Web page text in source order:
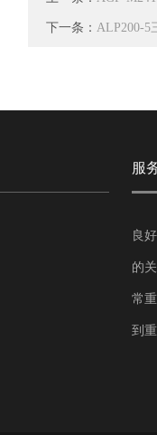
下一条： ALP200-5
服
良
的
常
到